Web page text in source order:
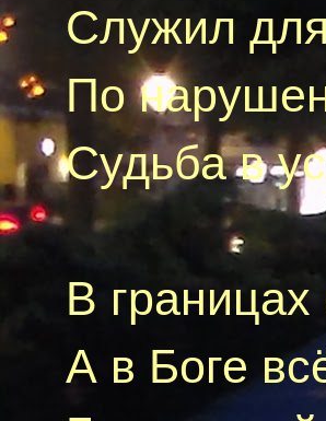
Служил для
По
Судьба в
В границах
А в Боге